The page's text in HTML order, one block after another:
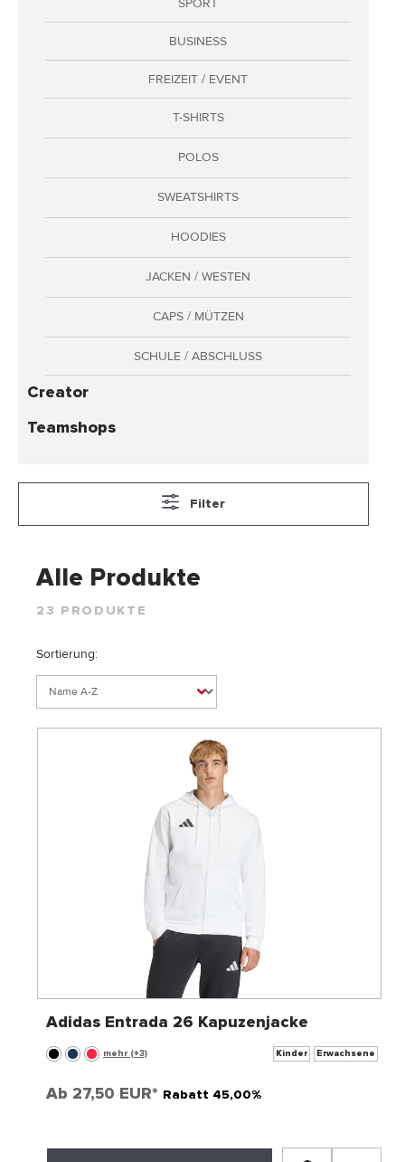
Adressen
Zahlungsarten
Bestellungen
Widerruf erklären
BUSINESS
FREIZEIT / EVENT
T-SHIRTS
POLOS
SWEATSHIRTS
HOODIES
JACKEN / WESTEN
CAPS / MÜTZEN
SCHULE / ABSCHLUSS
Creator
Teamshops
Filter
Alle Produkte
23 PRODUKTE
Sortierung:
Adidas Entrada 26 Kapuzenjacke
mehr (+3) Kinder Erwachsene
Ab 27,50 EUR* Rabatt 45,00%